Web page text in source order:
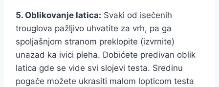
5. Oblikovanje latica: Svaki od isečenih
trouglova pažljivo uhvatite za vrh, pa ga
spoljašnjom stranom preklopite (izvrnite)
unazad ka ivici pleha. Dobićete predivan oblik
latica gde se vide svi slojevi testa. Sredinu
pogače možete ukrasiti malom lopticom testa